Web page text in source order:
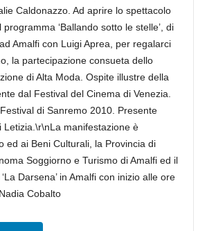
Caldonazzo. Ad aprire lo spettacolo
‘Ballando sotto le stelle’, di
Amalfi con Luigi Aprea, per regalarci
la partecipazione consueta dello
di Alta Moda. Ospite illustre della
dal Festival del Cinema di Venezia.
di Sanremo 2010. Presente
Letizia.\r\nLa manifestazione è
ed ai Beni Culturali, la Provincia di
Soggiorno e Turismo di Amalfi ed il
Darsena’ in Amalfi con inizio alle ore
Cobalto